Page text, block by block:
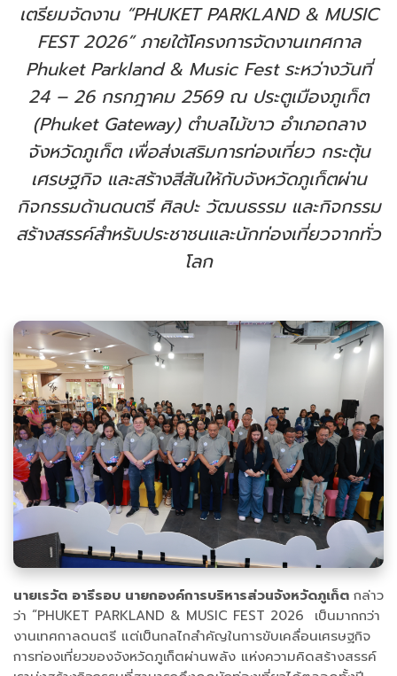
เตรียมจัดงาน “PHUKET PARKLAND & MUSIC
FEST 2026” ภายใต้โครงการจัดงานเทศกาล
Phuket Parkland & Music Fest ระหว่างวันที่
24 – 26 กรกฎาคม 2569 ณ ประตูเมืองภูเก็ต
(Phuket Gateway) ตำบลไม้ขาว อำเภอถลาง
จังหวัดภูเก็ต เพื่อส่งเสริมการท่องเที่ยว กระตุ้น
เศรษฐกิจ และสร้างสีสันให้กับจังหวัดภูเก็ตผ่าน
กิจกรรมด้านดนตรี ศิลปะ วัฒนธรรม และกิจกรรม
สร้างสรรค์สำหรับประชาชนและนักท่องเที่ยวจากทั่ว
โลก
นายเรวัต อารีรอบ นายกองค์การบริหารส่วนจังหวัดภูเก็ต กล่าว
ว่า “PHUKET PARKLAND & MUSIC FEST 2026 เป็นมากกว่า
งานเทศกาลดนตรี แต่เป็นกลไกสำคัญในการขับเคลื่อนเศรษฐกิจ
การท่องเที่ยวของจังหวัดภูเก็ตผ่านพลัง แห่งความคิดสร้างสรรค์